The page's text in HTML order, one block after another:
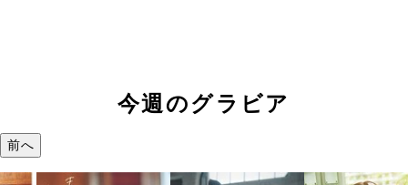
今週のグラビア
前へ